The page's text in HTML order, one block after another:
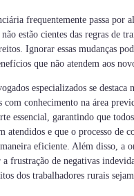
frequentemente passa por
estão cientes das regras de
Ignorar essas mudanças
que não atendem aos
especializados se destaca
com conhecimento na área
essencial, garantindo que
atendidos e que o processo de
eficiente. Além disso, a
a frustração de negativas
dos trabalhadores rurais sejam